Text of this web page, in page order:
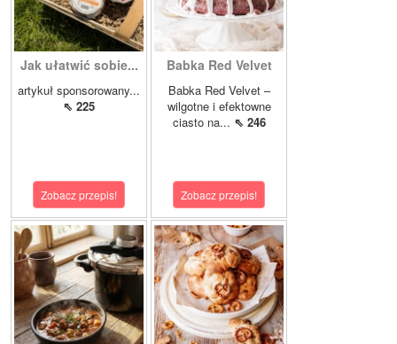
Jak ułatwić sobie...
artykuł sponsorowany...
⇖ 225
Zobacz przepis!
Babka Red Velvet
Babka Red Velvet –
wilgotne i efektowne
ciasto na... ⇖ 246
Zobacz przepis!